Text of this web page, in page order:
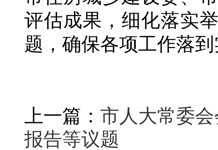
评估成果，细化落实
题，确保各项工作落
上一篇： 市人大常委
报告等议题